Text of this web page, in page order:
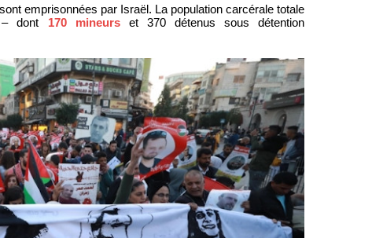
emprisonnées par Israël. La population carcérale totale
– dont 170 mineurset 370 détenus sous détention